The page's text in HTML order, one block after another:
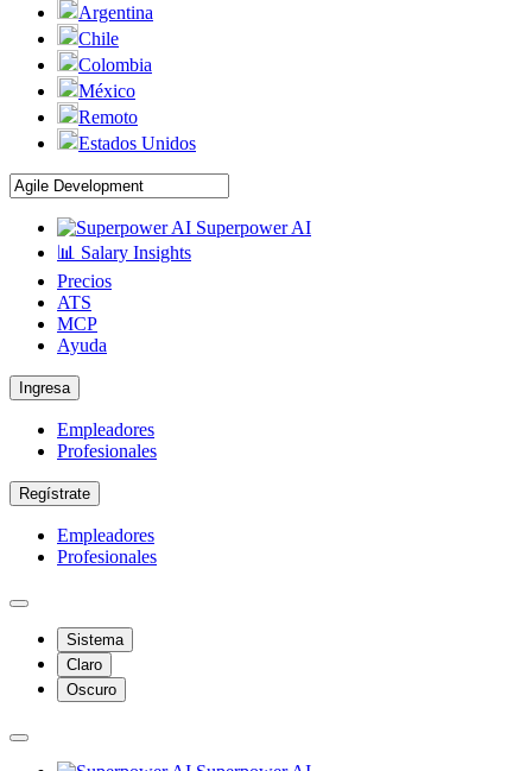
Argentina
Chile
Colombia
México
Remoto
Estados Unidos
Superpower AI
📊 Salary Insights
Precios
ATS
MCP
Ayuda
Ingresa
Empleadores
Profesionales
Regístrate
Empleadores
Profesionales
Sistema
Claro
Oscuro